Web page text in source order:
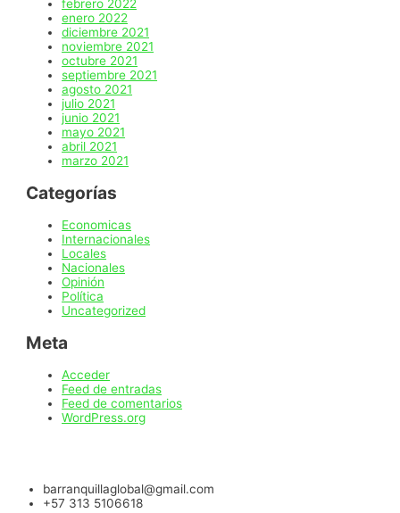
febrero 2022
enero 2022
diciembre 2021
noviembre 2021
octubre 2021
septiembre 2021
agosto 2021
julio 2021
junio 2021
mayo 2021
abril 2021
marzo 2021
Categorías
Economicas
Internacionales
Locales
Nacionales
Opinión
Política
Uncategorized
Meta
Acceder
Feed de entradas
Feed de comentarios
WordPress.org
barranquillaglobal@gmail.com
+57 313 5106618